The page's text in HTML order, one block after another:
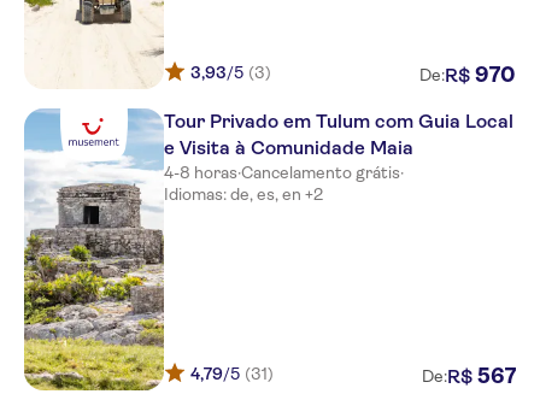
BlueBay Grand Esmeralda All
Inclusive
Majestic Elegance Costa
Sandos Playacar Beach Resort
ALL INCLUSIVE
RIU Playacar
Grand Fiesta Americana Coral
Beach Cancun Resort
Grand Riviera Princess
Fiesta Americana Condesa
Cancun All Inclusive
3,93/5 (3) De:R$ 970
Tour Privado em Tulum com Guia Local
e Visita à Comunidade Maia
4-8 horas·Cancelamento grátis·
Idiomas: de, es, en +2
4,79/5 (31) De:R$ 567